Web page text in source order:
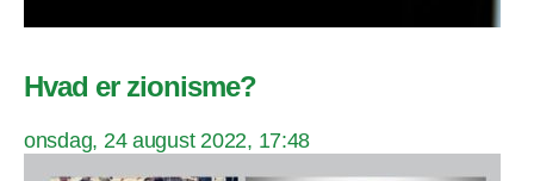
Hvad er zionisme?
onsdag, 24 august 2022, 17:48